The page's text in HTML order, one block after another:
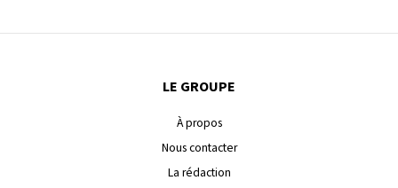
LE GROUPE
À propos
Nous contacter
La rédaction